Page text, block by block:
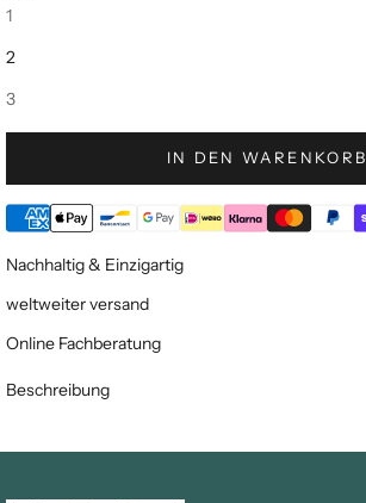
1
2
3
IN DEN WARENKORB
Nachhaltig & Einzigartig
weltweiter versand
Online Fachberatung
Beschreibung